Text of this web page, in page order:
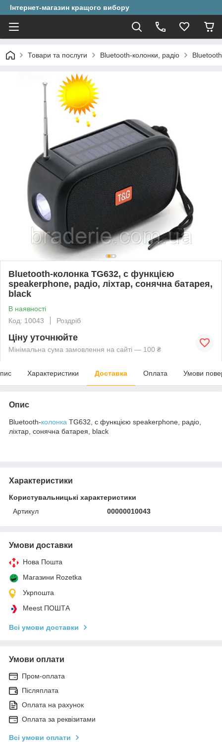
Інтернет-магазин кращого вибору
Товари та послуги Bluetooth-колонки, радіо
Bluetooth-колонка TG632, c функцією
speakerphone, радіо, ліхтар, сонячна батарея,
black
В наявності
Код: 10043
Роздріб
Ціну уточнюйте
Мінімальна сума замовлення на сайті — 100 ₴
Характеристики Доставка Оплата Умови
Опис
Bluetooth-колонка TG632, c функцією speakerphone, радіо,
ліхтар, сонячна батарея, black
Характеристики
Користувальницькі характеристики
Артикул
00000010043
Умови доставки
Нова Пошта
Магазини Rozetka
Укрпошта
Meest ПОШТА
Всі умови доставки
Умови оплати
Пром-оплата
Післяплата
Оплата на рахунок
Оплата за реквізитами
Всі умови оплати